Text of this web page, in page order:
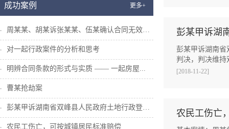
成功案例 更多+
周某某、胡某诉张某某、伍某确认合同无效纠...
对一起行政案件的分析和思考
明辨合同条款的形式与实质 —— 一起房屋...
曹某抢劫案
彭某甲诉湖南省双峰县人民政府土地行政登记...
农民工伤亡，可按城镇居民标准赔偿
彭某甲诉湖
彭某甲诉湖南省
判决，判决维
[2018-11-22]
农民工伤亡